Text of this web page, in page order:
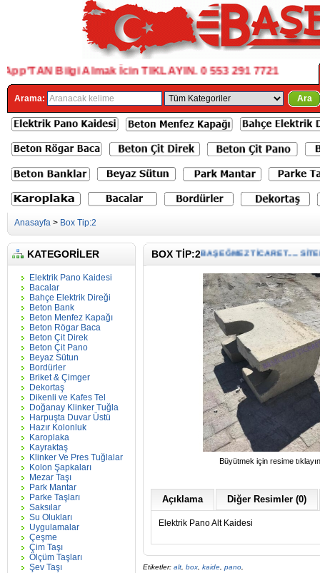
Bilgi Almak İcin TIKLAYIN. 0 553 291 7721
Arama: Ara
Anasayfa > Box Tip:2
BAŞEĞMEZ TİCARET.....
KATEGORILER
Elektrik Pano Kaidesi
Bacalar
Bahçe Elektrik Direği
Beton Bank
Beton Menfez Kapağı
Beton Rögar Baca
Beton Çit Direk
Beton Çit Pano
Beyaz Sütun
Bordürler
Briket & Çimger
Dekortaş
Dikenli ve Kafes Tel
Doğanay Klinker Tuğla
Harpuşta Duvar Üstü
Hazır Kolonluk
Karoplaka
Kayraktaş
Klinker Ve Pres Tuğlalar
Kolon Şapkaları
Mezar Taşı
Park Mantar
Parke Taşları
Saksılar
Su Olukları
Uygulamalar
Çeşme
Çim Taşı
Ölçüm Taşları
Şev Taşı
BOX TIP:2
Büyütmek için resime tıklayın
Açıklama Diğer Resimler (0)
Elektrik Pano Alt Kaidesi
Etiketler: alt box kaide pano